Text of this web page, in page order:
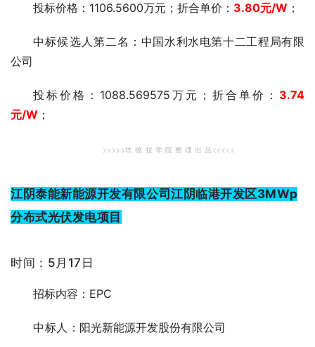
投标价格：1106.5600万元；折合单价： 3.80元/W ；
中标候选人第二名：中国水利水电第十二工程局有限
公司
投标价格：1088.569575万元；折合单价： 3.74
元/W ；
>>>>>坎 德 拉 学 院 整 理 出 品<<<<<
江阴泰能新能源开发有限公司江阴临港开发区3MWp
分布式光伏发电项目
时间：5月17日
招标内容：EPC
中标人 ：阳光新能源开发股份有限公司